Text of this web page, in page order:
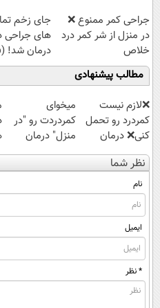
جراحی کمر ممنوع ❌
در منزل از شر کمر درد
خلاص
شوید◂پرسش‌نامه
جای زخم
درمان شد!
مشاوره
مطالب پیشنهادی
❌لازم نیست
کمردرد رو تحمل
کنی❌ درمان
بدون جراحی و
قرص
(پرسشنامه)
میخوای
کمردردت رو "در
منزل" درمان
کنی؟ (◂فیلم +
نظر شما
نام
ایمیل
* نظر